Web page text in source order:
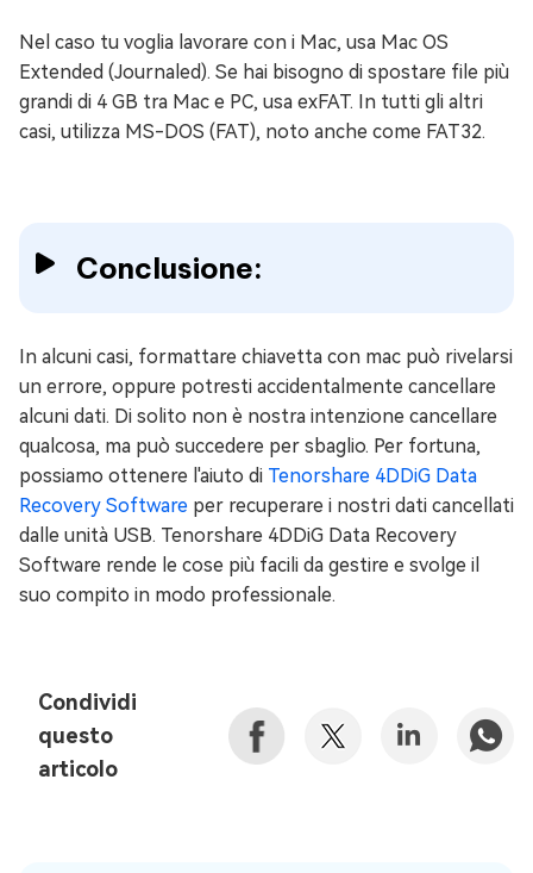
Nel caso tu voglia lavorare con i Mac, usa Mac OS
Extended (Journaled). Se hai bisogno di spostare file più
grandi di 4 GB tra Mac e PC, usa exFAT. In tutti gli altri
casi, utilizza MS-DOS (FAT), noto anche come FAT32.
Conclusione:
In alcuni casi, formattare chiavetta con mac può rivelarsi
un errore, oppure potresti accidentalmente cancellare
alcuni dati. Di solito non è nostra intenzione cancellare
qualcosa, ma può succedere per sbaglio. Per fortuna,
possiamo ottenere l'aiuto di Tenorshare 4DDiG Data
Recovery Software per recuperare i nostri dati cancellati
dalle unità USB. Tenorshare 4DDiG Data Recovery
Software rende le cose più facili da gestire e svolge il
suo compito in modo professionale.
Condividi
questo
articolo